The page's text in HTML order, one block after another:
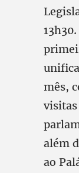
mês,
visitas
além
ao